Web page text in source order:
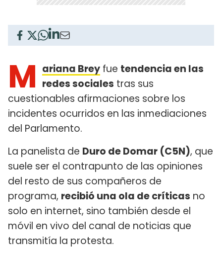
M ariana Brey fue tendencia en las
redes sociales tras sus
cuestionables afirmaciones sobre los
incidentes ocurridos en las inmediaciones
del Parlamento.
La panelista de Duro de Domar (C5N), que
suele ser el contrapunto de las opiniones
del resto de sus compañeros de
programa, recibió una ola de críticas no
solo en internet, sino también desde el
móvil en vivo del canal de noticias que
transmitía la protesta.